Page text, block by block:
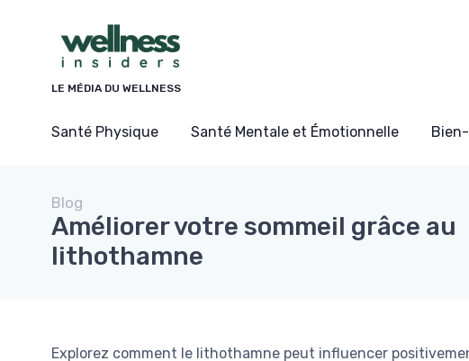
LE MÉDIA DU WELLNESS
Santé Physique Santé Mentale et Émotionnelle
Blog
Améliorer votre sommeil grâce au
lithothamne
Explorez comment le lithothamne peut influencer